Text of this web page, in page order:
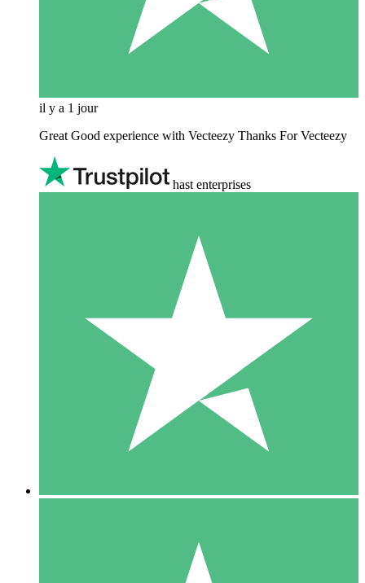
il y a 1 jour
Great Good experience with Vecteezy Thanks For Vecteezy
hast enterprises